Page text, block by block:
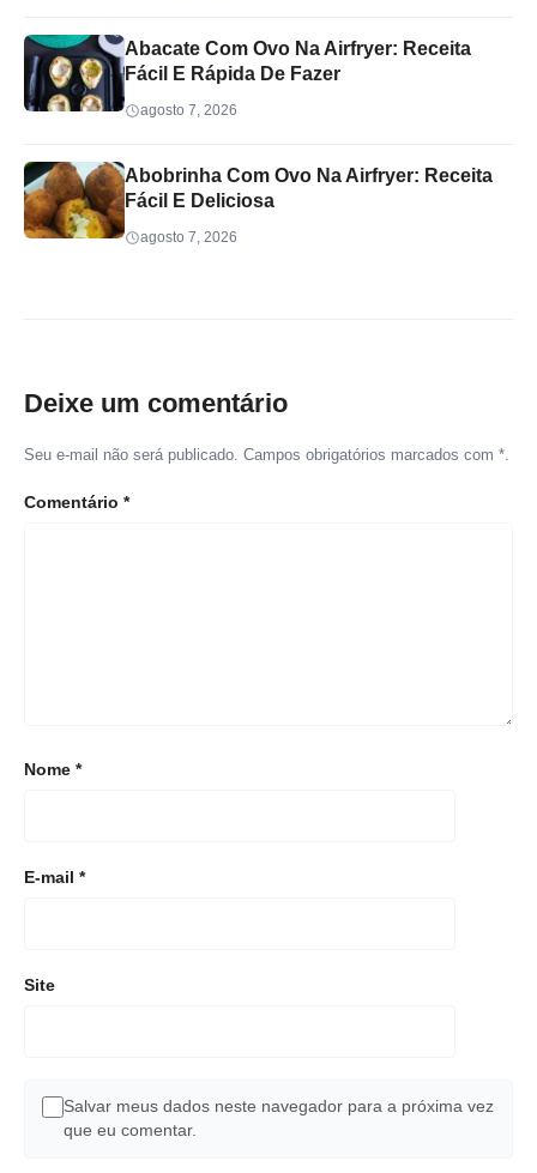
Abacate Com Ovo Na Airfryer: Receita
Fácil E Rápida De Fazer
agosto 7, 2026
Abobrinha Com Ovo Na Airfryer: Receita
Fácil E Deliciosa
agosto 7, 2026
Deixe um comentário
Seu e-mail não será publicado. Campos obrigatórios marcados com *.
Comentário *
Nome *
E-mail *
Site
Salvar meus dados neste navegador para a próxima vez
que eu comentar.